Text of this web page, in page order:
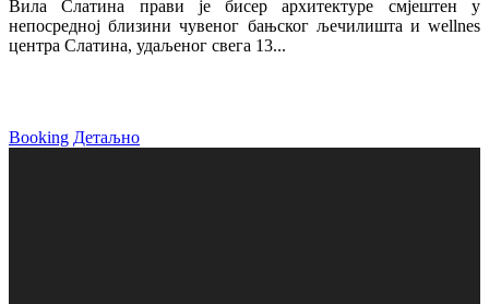
Вила Слатина прави је бисер архитектуре смјештен у
непосредној близини чувеног бањског љечилишта и wellnes
центра Слатина, удаљеног свега 13...
Booking Детаљно